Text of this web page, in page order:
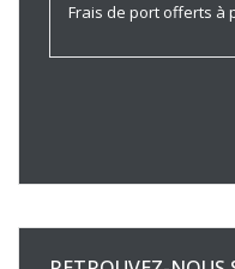
Frais de port offerts à